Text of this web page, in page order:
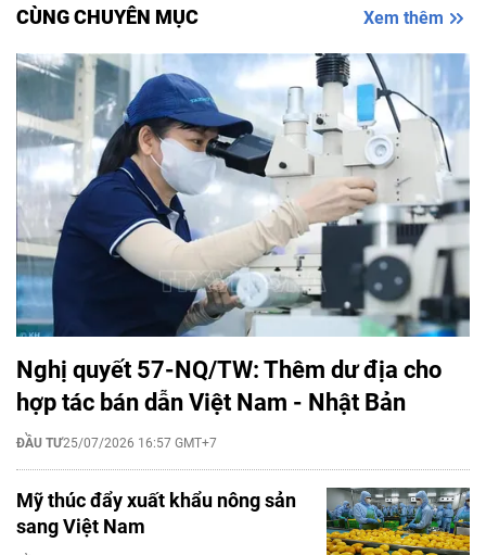
CÙNG CHUYÊN MỤC Xem thêm
Nghị quyết 57-NQ/TW: Thêm dư địa cho
hợp tác bán dẫn Việt Nam - Nhật Bản
ĐẦU TƯ25/07/2026 16:57 GMT+7
Mỹ thúc đẩy xuất khẩu nông sản
sang Việt Nam